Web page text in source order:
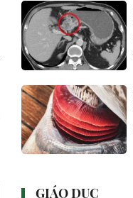
GIÁO DỤC